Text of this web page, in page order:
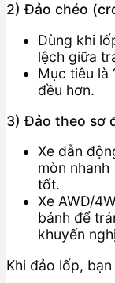
2) Đảo chéo
Dùng khi
lệch giữa
Mục tiêu là
đều hơn.
3) Đảo theo sơ
Xe dẫn
mòn
tốt.
Xe AWD/
bánh để
khuyến
Khi đảo lốp,